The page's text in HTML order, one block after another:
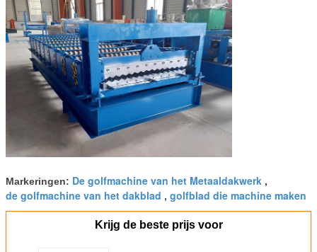
Markeringen: De golfmachine van het Metaaldakwerk ,
de golfmachine van het dakblad , golfblad die machine maken
Krijg de beste prijs voor